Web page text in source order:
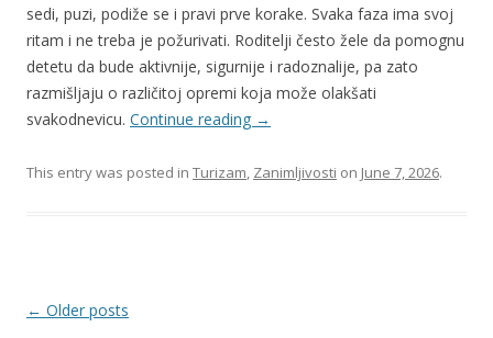
sedi, puzi, podiže se i pravi prve korake. Svaka faza ima svoj
ritam i ne treba je požurivati. Roditelji često žele da pomognu
detetu da bude aktivnije, sigurnije i radoznalije, pa zato
razmišljaju o različitoj opremi koja može olakšati
svakodnevicu. Continue reading →
This entry was posted in Turizam, Zanimljivosti on June 7, 2026.
Post
← Older posts